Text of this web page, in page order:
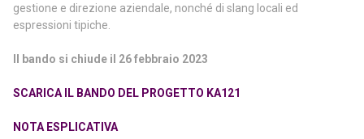
gestione e direzione aziendale, nonché di slang locali ed
espressioni tipiche.
Il bando si chiude il 26 febbraio 2023
SCARICA IL BANDO DEL PROGETTO KA121
NOTA ESPLICATIVA